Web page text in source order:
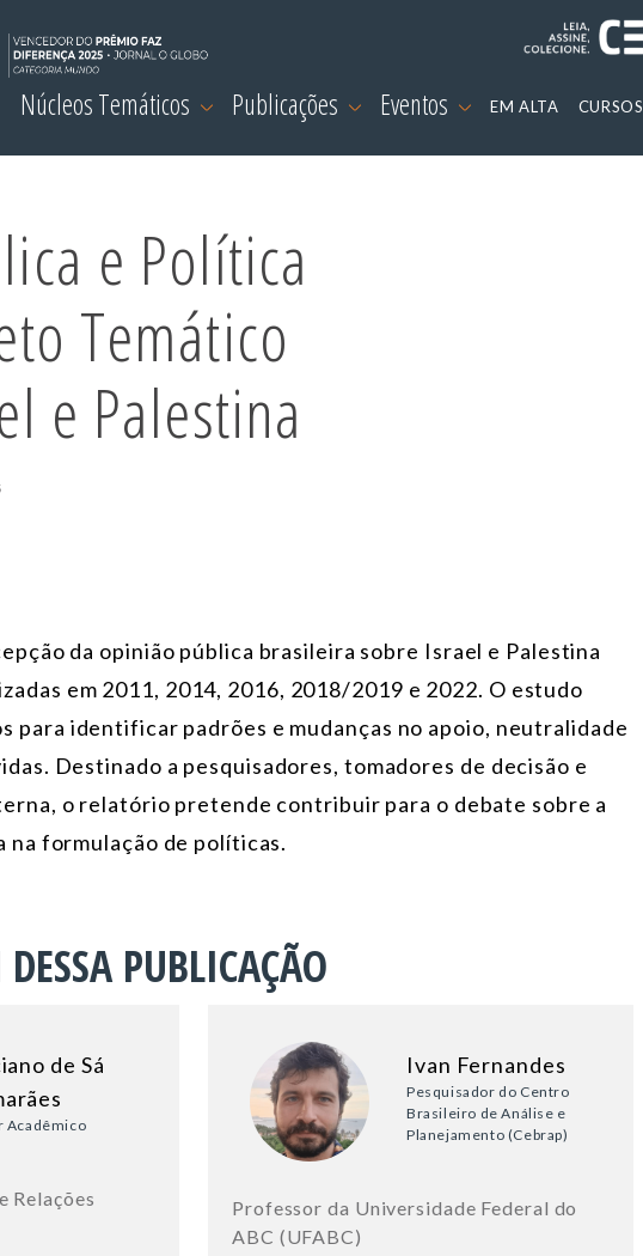
Núcleos Temáticos Publicações Eventos EM ALTA CURSOS
e Política
Temático
e Palestina
da opinião pública brasileira sobre Israel e Palestina
em 2011, 2014, 2016, 2018/2019 e 2022. O estudo
para identificar padrões e mudanças no apoio, neutralidade
Destinado a pesquisadores, tomadores de decisão e
o relatório pretende contribuir para o debate sobre a
formulação de políticas.
PUBLICAÇÃO
de Sá
Acadêmico
Relações
Ivan Fernandes
Pesquisador do Centro
Brasileiro de Análise e
Planejamento (Cebrap)
Professor da Universidade Federal do
ABC (UFABC)